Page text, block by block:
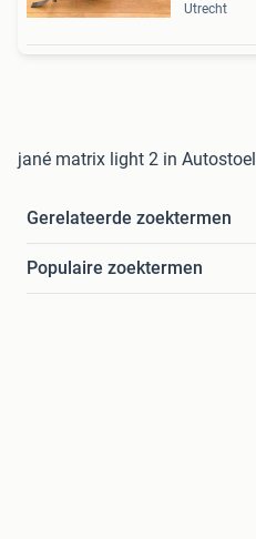
Utrecht
jané matrix light 2 in
Gerelateerde zoektermen
Populaire zoektermen